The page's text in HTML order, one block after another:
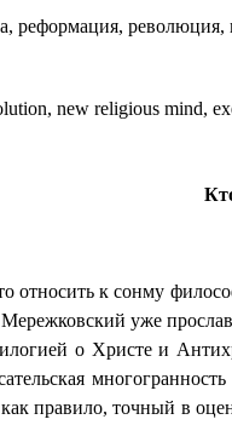
реформация,
new religious mind,
относить к сонму
уже
о Христе и
правило, точный в